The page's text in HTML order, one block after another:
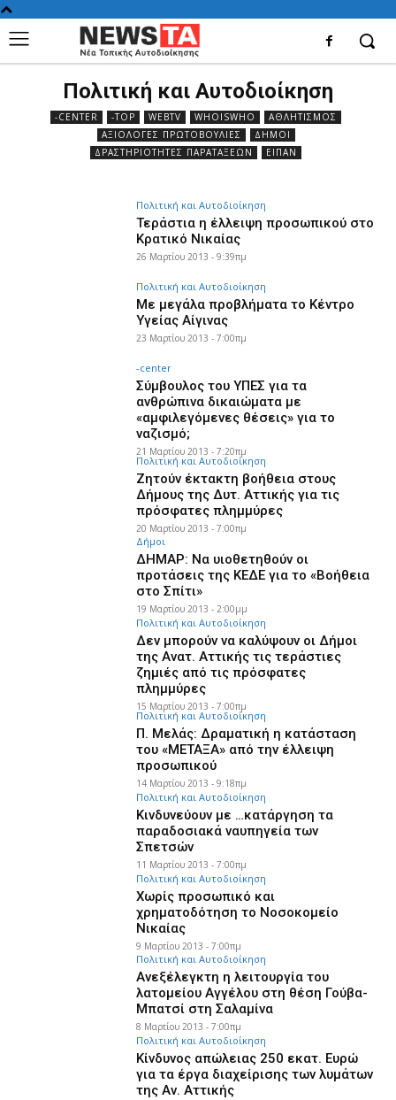
Πολιτική και Αυτοδιοίκηση
-CENTER -TOP WEBTV WHOISWHO
ΑΘΛΗΤΙΣΜΌΣ
ΑΞΙΌΛΟΓΕΣ ΠΡΩΤΟΒΟΥΛΊΕΣ
ΔΉΜΟΙ
ΔΡΑΣΤΗΡΙΌΤΗΤΕΣ ΠΑΡΑΤΆΞΕΩΝ
ΕΙΠΑΝ
Πολιτική και Αυτοδιοίκηση
Τεράστια η έλλειψη προσωπικού στο
Κρατικό Νικαίας
26 Μαρτίου 2013 - 9:39πμ
Πολιτική και Αυτοδιοίκηση
Με μεγάλα προβλήματα το Κέντρο
Υγείας Αίγινας
23 Μαρτίου 2013 - 7:00πμ
-center
Σύμβουλος του ΥΠΕΣ για τα
ανθρώπινα δικαιώματα με
«αμφιλεγόμενες θέσεις» για το
ναζισμό;
21 Μαρτίου 2013 - 7:20πμ
Πολιτική και Αυτοδιοίκηση
Ζητούν έκτακτη βοήθεια στους
Δήμους της Δυτ. Αττικής για τις
πρόσφατες πλημμύρες
20 Μαρτίου 2013 - 7:00πμ
Δήμοι
ΔΗΜΑΡ: Να υιοθετηθούν οι
προτάσεις της ΚΕΔΕ για το «Βοήθεια
στο Σπίτι»
19 Μαρτίου 2013 - 2:00μμ
Πολιτική και Αυτοδιοίκηση
Δεν μπορούν να καλύψουν οι Δήμοι
της Ανατ. Αττικής τις τεράστιες
ζημιές από τις πρόσφατες
πλημμύρες
15 Μαρτίου 2013 - 7:00πμ
Πολιτική και Αυτοδιοίκηση
Π. Μελάς: Δραματική η κατάσταση
του «ΜΕΤΑΞΑ» από την έλλειψη
προσωπικού
14 Μαρτίου 2013 - 9:18πμ
Πολιτική και Αυτοδιοίκηση
Κινδυνεύουν με …κατάργηση τα
παραδοσιακά ναυπηγεία των
Σπετσών
11 Μαρτίου 2013 - 7:00πμ
Πολιτική και Αυτοδιοίκηση
Χωρίς προσωπικό και
χρηματοδότηση το Νοσοκομείο
Νικαίας
9 Μαρτίου 2013 - 7:00πμ
Πολιτική και Αυτοδιοίκηση
Ανεξέλεγκτη η λειτουργία του
λατομείου Αγγέλου στη θέση Γούβα-
Μπατσί στη Σαλαμίνα
8 Μαρτίου 2013 - 7:00πμ
Πολιτική και Αυτοδιοίκηση
Κίνδυνος απώλειας 250 εκατ. Ευρώ
για τα έργα διαχείρισης των λυμάτων
της Αν. Αττικής